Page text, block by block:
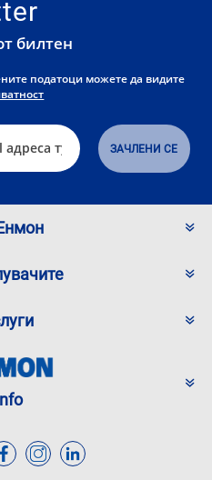
билтен
податоци можете да видите